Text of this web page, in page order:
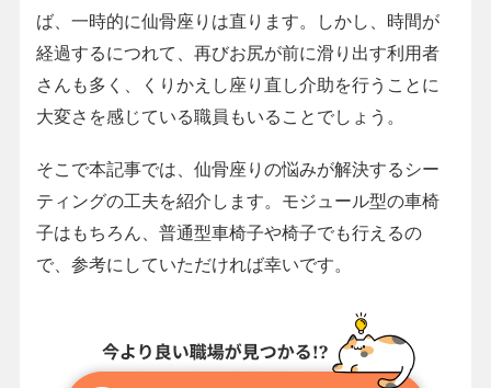
ば、一時的に仙骨座りは直ります。しかし、時間が
経過するにつれて、再びお尻が前に滑り出す利用者
さんも多く、くりかえし座り直し介助を行うことに
大変さを感じている職員もいることでしょう。
そこで本記事では、仙骨座りの悩みが解決するシー
ティングの工夫を紹介します。モジュール型の車椅
子はもちろん、普通型車椅子や椅子でも行えるの
で、参考にしていただければ幸いです。